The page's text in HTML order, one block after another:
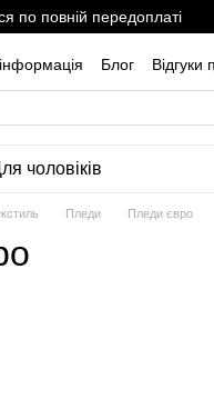
по повній передоплаті
Блог
Відгуки
чоловіків
Пледи Пледи євро